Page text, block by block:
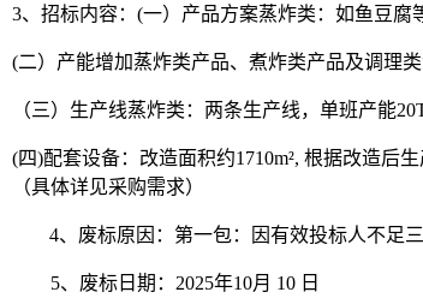
3、招标内容：(一）产品方案蒸炸类：如鱼豆腐
(二）产能增加蒸炸类产品、煮炸类产品及调理
（三）生产线蒸炸类：两条生产线，单班产能
(四)配套设备：改造面积约1710m², 根据改造后
（具体详见采购需求）
4、废标原因： 第一包：因有效投标人不足
5、废标日期：2025年10月 10 日